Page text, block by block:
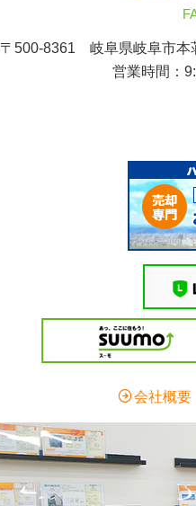
〒500-8361 岐阜県岐阜市
営業時間：
会社概要